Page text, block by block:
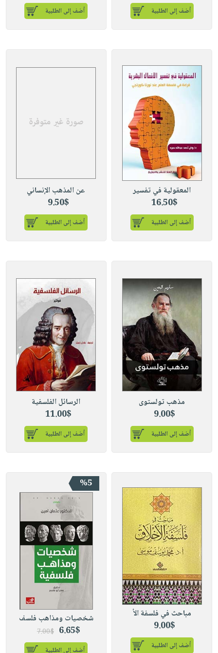
أضف إلى الطلبية أضف إلى الطلبية
المعقولية في تفسير
16.50$
أضف إلى الطلبية
عن المذهب الإنساني
9.50$
أضف إلى الطلبية
مذهب تولستوى
9.00$
أضف إلى الطلبية
الرسائل الفلسفية
11.00$
أضف إلى الطلبية
مباحث في فلسفة الأ
9.00$
أضف إلى الطلبية
%5
شخصيات ومذاهب فلسف
6.65$
7.00$
أضف إلى الطلبية